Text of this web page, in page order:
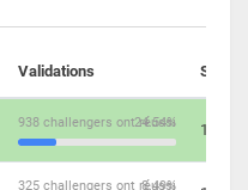
Validations
24.54%
938 challengers ont réussi 14
8.49%
325 challengers ont réussi